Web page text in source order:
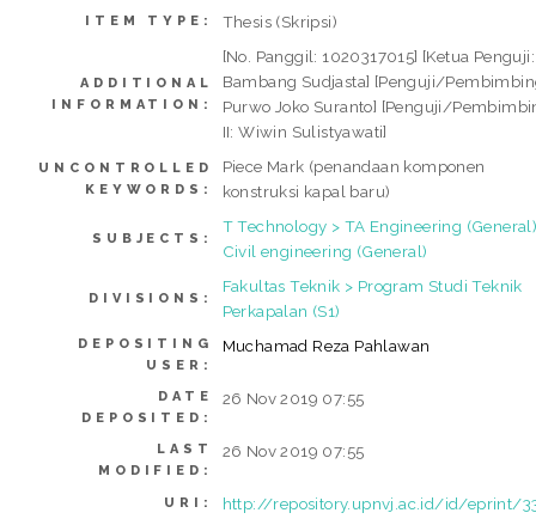
ITEM TYPE: Thesis (Skripsi)
ADDITIONAL
INFORMATION:
[No. Panggil: 1020317015] [Ketua Penguji:
Bambang Sudjasta] [Penguji/
Purwo Joko Suranto] [Penguji/
II: Wiwin Sulistyawati]
UNCONTROLLED
KEYWORDS:
Piece Mark (penandaan komponen
konstruksi kapal baru)
SUBJECTS:
T Technology > TA Engineering
Civil engineering (General)
DIVISIONS:
Fakultas Teknik > Program Studi Teknik
Perkapalan (S1)
DEPOSITING
USER:
Muchamad Reza Pahlawan
DATE
DEPOSITED:
26 Nov 2019 07:55
LAST
MODIFIED:
26 Nov 2019 07:55
URI: http://repository.upnvj.ac.id/id/eprint/